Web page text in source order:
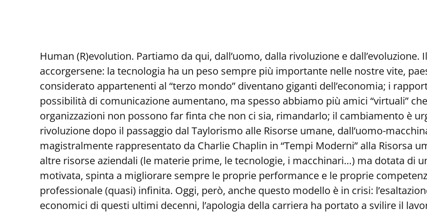
Human (R)evolution. Partiamo da qui, dall’uomo, dalla rivoluzione e
accorgersene: la tecnologia ha un peso sempre più importante nelle nostre vite,
considerato appartenenti al “terzo mondo” diventano giganti dell’economia; i
possibilità di comunicazione aumentano, ma spesso abbiamo più amici “virtuali”
organizzazioni non possono far finta che non ci sia, rimandarlo; il cambiamento è
rivoluzione dopo il passaggio dal Taylorismo alle Risorse umane, dall’uomo-
magistralmente rappresentato da Charlie Chaplin in “Tempi Moderni” alla Risorsa
altre risorse aziendali (le materie prime, le tecnologie, i macchinari…) ma dotata di
motivata, spinta a migliorare sempre le proprie performance e le proprie
professionale (quasi) infinita. Oggi, però, anche questo modello è in crisi:
economici di questi ultimi decenni, l’apologia della carriera ha portato a svilire il